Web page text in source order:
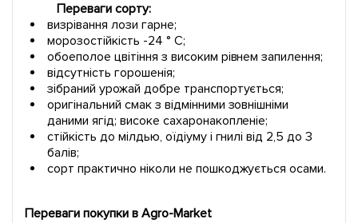
Переваги сорту:
визрівання лози гарне;
морозостійкість -24 ° С;
обоеполое цвітіння з високим рівнем запилення;
відсутність горошенія;
зібраний урожай добре транспортується;
оригінальний смак з відмінними зовнішніми
даними ягід; високе сахаронакопленіе;
стійкість до мілдью, оїдіуму і гнилі від 2,5 до 3
балів;
сорт практично ніколи не пошкоджується осами.
Переваги покупки в Agro-Market